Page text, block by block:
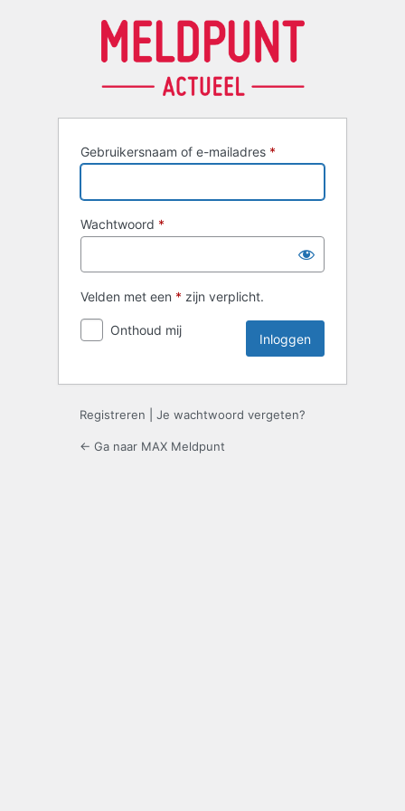
Gebruikersnaam of e-mailadres *
Wachtwoord *
Velden met een * zijn verplicht.
Onthoud mij
Registreren Je wachtwoord vergeten?
← Ga naar MAX Meldpunt